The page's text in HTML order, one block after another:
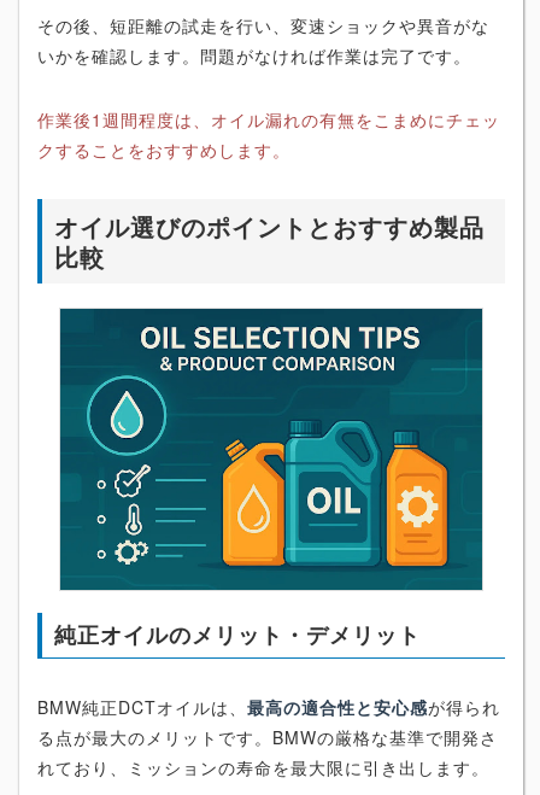
その後、短距離の試走を行い、変速ショックや異音がな
いかを確認します。問題がなければ作業は完了です。
作業後1週間程度は、オイル漏れの有無をこまめにチェッ
クすることをおすすめします。
オイル選びのポイントとおすすめ製品
比較
純正オイルのメリット・デメリット
BMW純正DCTオイルは、 最高の適合性と安心感が得られ
る点が最大のメリットです。BMWの厳格な基準で開発さ
れており、ミッションの寿命を最大限に引き出します。